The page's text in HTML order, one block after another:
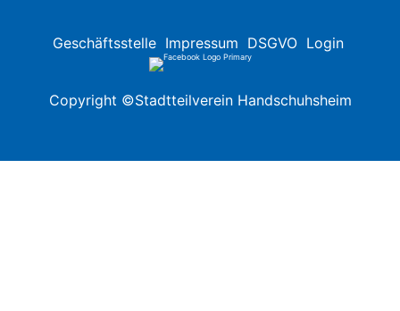
Geschäftsstelle Impressum DSGVO Login
Copyright ©Stadtteilverein Handschuhsheim